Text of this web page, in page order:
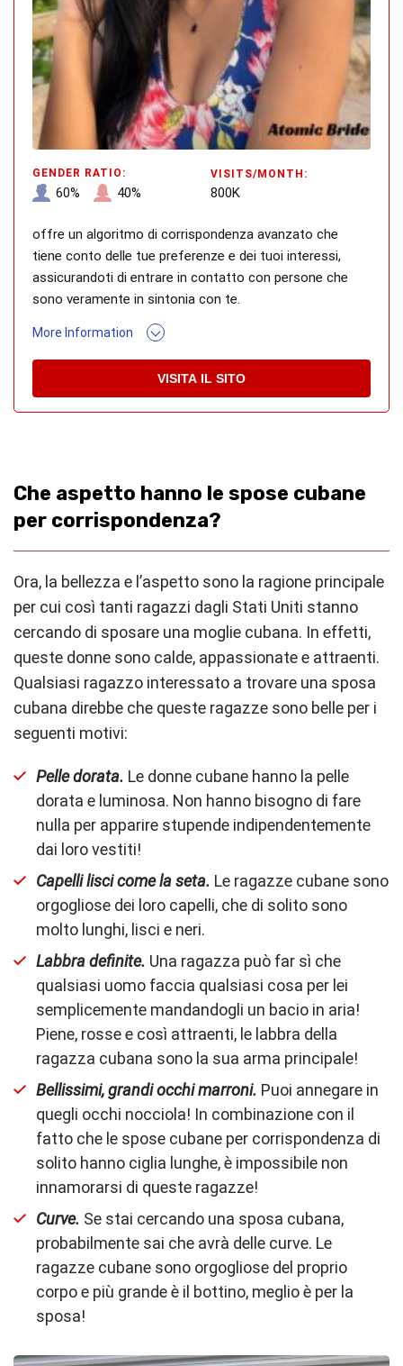
offre un algoritmo di corrispondenza avanzato che
tiene conto delle tue preferenze e dei tuoi interessi,
assicurandoti di entrare in contatto con persone che
sono veramente in sintonia con te.
More Information
GENDER RATIO:
60% 40%
VISITS/MONTH:
800K
VISITA IL SITO
Che aspetto hanno le spose cubane
per corrispondenza?
Ora, la bellezza e l’aspetto sono la ragione principale
per cui così tanti ragazzi dagli Stati Uniti stanno
cercando di sposare una moglie cubana. In effetti,
queste donne sono calde, appassionate e attraenti.
Qualsiasi ragazzo interessato a trovare una sposa
cubana direbbe che queste ragazze sono belle per i
seguenti motivi:
Pelle dorata. Le donne cubane hanno la pelle
dorata e luminosa. Non hanno bisogno di fare
nulla per apparire stupende indipendentemente
dai loro vestiti!
Capelli lisci come la seta. Le ragazze cubane sono
orgogliose dei loro capelli, che di solito sono
molto lunghi, lisci e neri.
Labbra definite. Una ragazza può far sì che
qualsiasi uomo faccia qualsiasi cosa per lei
semplicemente mandandogli un bacio in aria!
Piene, rosse e così attraenti, le labbra della
ragazza cubana sono la sua arma principale!
Bellissimi, grandi occhi marroni. Puoi annegare in
quegli occhi nocciola! In combinazione con il
fatto che le spose cubane per corrispondenza di
solito hanno ciglia lunghe, è impossibile non
innamorarsi di queste ragazze!
Curve. Se stai cercando una sposa cubana,
probabilmente sai che avrà delle curve. Le
ragazze cubane sono orgogliose del proprio
corpo e più grande è il bottino, meglio è per la
sposa!